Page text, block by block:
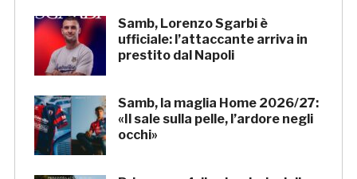
Samb, Lorenzo Sgarbi è
ufficiale: l’attaccante arriva in
prestito dal Napoli
Samb, la maglia Home 2026/27:
«Il sale sulla pelle, l’ardore negli
occhi»